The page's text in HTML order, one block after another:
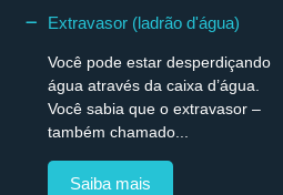
Extravasor (ladrão d'água)
Você pode estar desperdiçando
água através da caixa d’água.
Você sabia que o extravasor –
também chamado...
Saiba mais